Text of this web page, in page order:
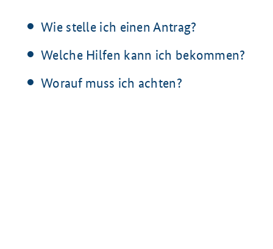
Wie stelle ich einen Antrag?
Welche Hilfen kann ich bekommen?
Worauf muss ich achten?